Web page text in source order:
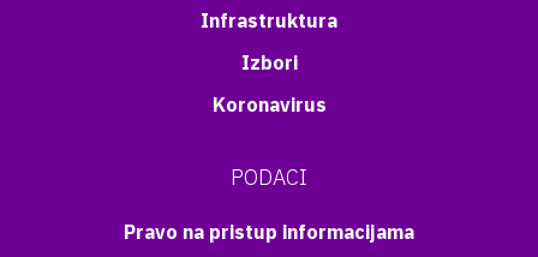
Infrastruktura
Izbori
Koronavirus
PODACI
Pravo na pristup informacijama